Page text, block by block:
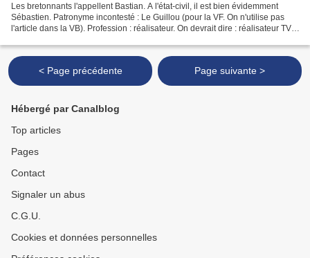
Les bretonnants l'appellent Bastian. A l'état-civil, il est bien évidemment
Sébastien. Patronyme incontesté : Le Guillou (pour la VF. On n'utilise pas
l'article dans la VB). Profession : réalisateur. On devrait dire : réalisateur TV,
< Page précédente Page suivante >
Hébergé par Canalblog
Top articles
Pages
Contact
Signaler un abus
C.G.U.
Cookies et données personnelles